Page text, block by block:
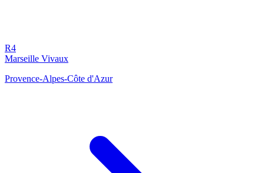
R4
Marseille Vivaux
Provence-Alpes-Côte d'Azur